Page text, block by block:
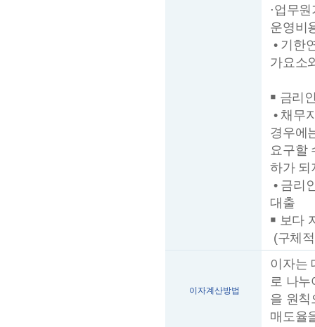
⋅업무
운영비
• 기한
가요소
￭ 금리
• 채무
경우에
요구할
하가 되
• 금리
대출
￭ 보다
(구체
이자계산방법
이자는
로 나누
을 원칙
매도율